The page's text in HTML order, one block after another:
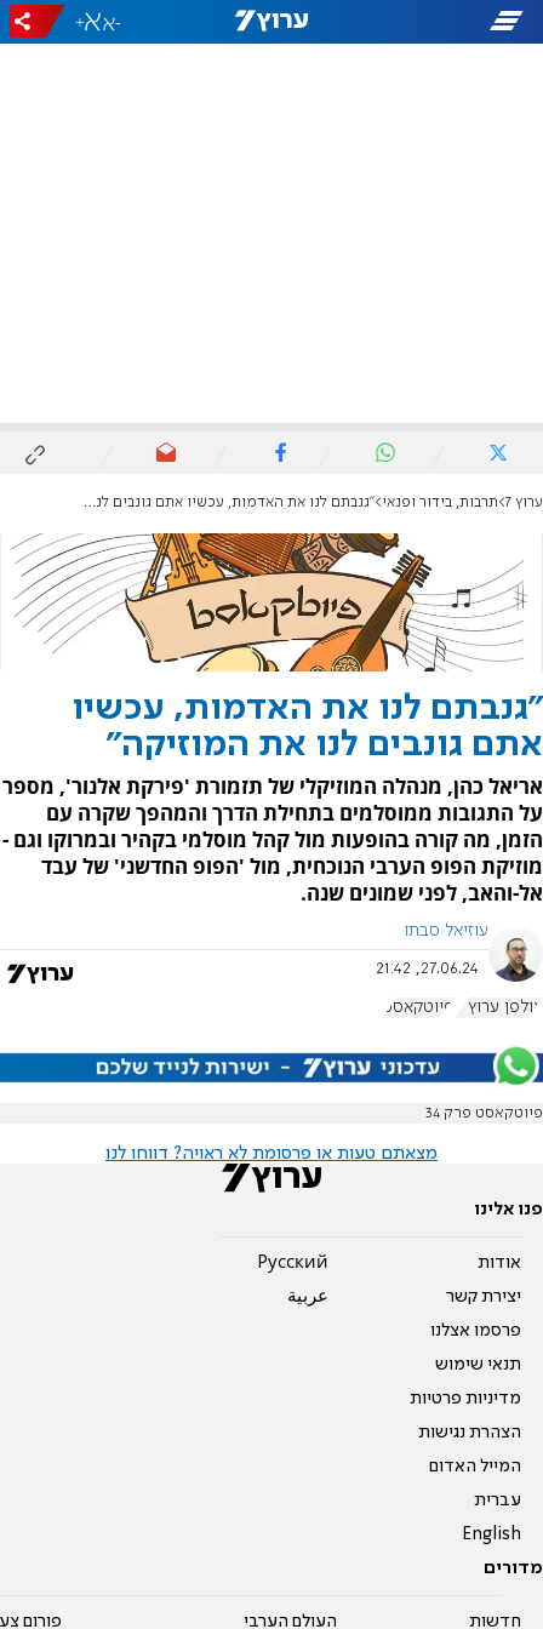
-
+
ערוץ 7 תרבות, בידור ופנאי "גנבתם לנו את האדמות, עכשיו אתם גונבים לנו את המוזיקה"
"גנבתם לנו את האדמות, עכשיו
אתם גונבים לנו את המוזיקה"
אריאל כהן, מנהלה המוזיקלי של תזמורת 'פירקת אלנור', מספר
על התגובות ממוסלמים בתחילת הדרך והמהפך שקרה עם
הזמן, מה קורה בהופעות מול קהל מוסלמי בקהיר ובמרוקו וגם -
מוזיקת הפופ הערבי הנוכחית, מול 'הפופ החדשני' של עבד
אל-והאב, לפני שמונים שנה.
עוזיאל סבתו
27.06.24, 21:42
אולפן ערוץ 7 פיוטקאסט
פיוטקאסט פרק 34
מצאתם טעות או פרסומת לא ראויה? דווחו לנו
פנו אלינו
אודות
יצירת קשר
פרסמו אצלנו
תנאי שימוש
מדיניות פרטיות
הצהרת נגישות
המייל האדום
עברית
English
Pусский
عربية
מדורים
חדשות העולם הערבי פורום